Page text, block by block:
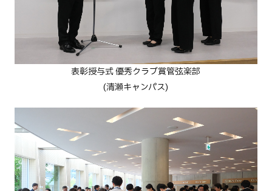
表彰授与式優秀クラブ賞管弦楽部
(清瀬キャンパス)